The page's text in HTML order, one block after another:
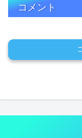
コメント